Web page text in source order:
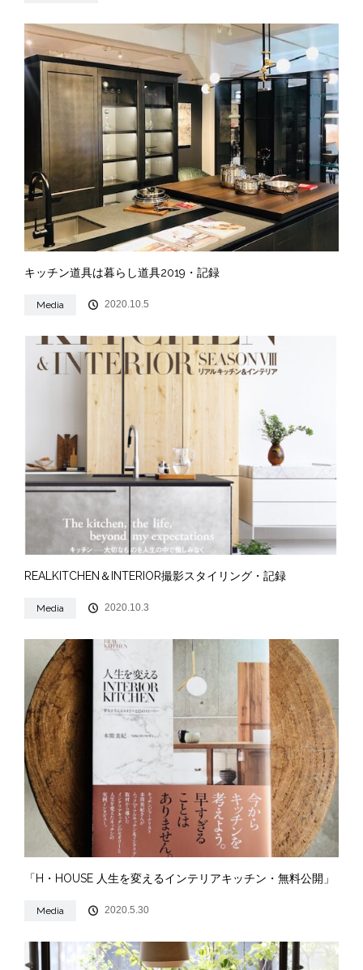
キッチン道具は暮らし道具2019・記録
Media 2020.10.5
REALKITCHEN＆INTERIOR撮影スタイリング・記録
Media 2020.10.3
「H・HOUSE 人生を変えるインテリアキッチン・無料公開」
Media 2020.5.30